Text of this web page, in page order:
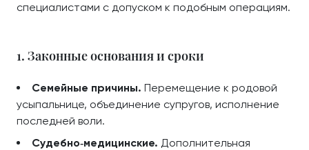
специалистами с допуском к подобным операциям.
1. Законные основания и сроки
Семейные причины. Перемещение к родовой
усыпальнице, объединение супругов, исполнение
последней воли.
Судебно‑медицинские. Дополнительная